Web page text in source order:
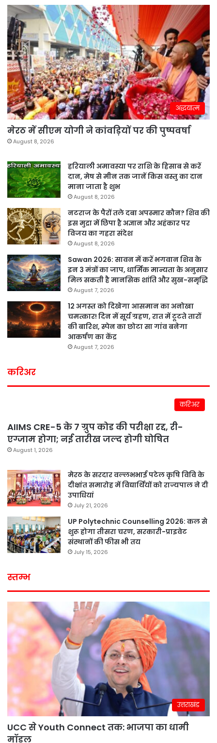
अद्धयात्म
मेरठ में सीएम योगी ने कांवड़ियों पर की पुष्पवर्षा
August 8, 2026
हरियाली अमावस्या पर राशि के हिसाब से करें
दान, मेष से मीन तक जानें किस वस्तु का दान
माना जाता है शुभ
August 8, 2026
नटराज के पैरों तले दबा अपस्मार कौन? शिव की
इस मुद्रा में छिपा है अज्ञान और अहंकार पर
विजय का गहरा संदेश
August 8, 2026
Sawan 2026: सावन में करें भगवान शिव के
इन 3 मंत्रों का जाप, धार्मिक मान्यता के अनुसार
मिल सकती है मानसिक शांति और सुख-समृद्धि
August 7, 2026
12 अगस्त को दिखेगा आसमान का अनोखा
चमत्कार! दिन में सूर्य ग्रहण, रात में टूटते तारों
की बारिश, स्पेन का छोटा सा गांव बनेगा
आकर्षण का केंद्र
August 7, 2026
करिअर
करिअर
AIIMS CRE-5 के 7 ग्रुप कोड की परीक्षा रद्द, री-
एग्जाम होगा; नई तारीख जल्द होगी घोषित
August 1, 2026
मेरठ के सरदार वल्लभभाई पटेल कृषि विवि के
दीक्षांत समारोह में विद्यार्थियों को राज्यपाल ने दी
उपाधियां
July 21, 2026
UP Polytechnic Counselling 2026: कल से
शुरू होगा तीसरा चरण, सरकारी-प्राइवेट
संस्थानों की फीस भी तय
July 15, 2026
स्तम्भ
उत्तराखंड
UCC से Youth Connect तक: भाजपा का धामी
मॉडल